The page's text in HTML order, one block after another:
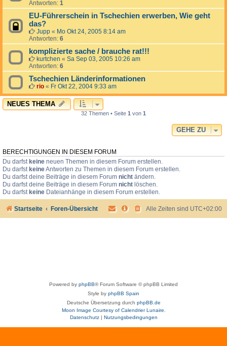
Antworten: 1
EU-Führerschein in Tschechien erwerben, Wie geht
das?
Jupp « Mo Okt 24, 2005 8:14 am
Antworten: 6
komplizierte sache / brauche rat!!!
kurtchen « Sa Sep 03, 2005 10:26 am
Antworten: 6
Tschechien Länderinformationen
rio « Fr Okt 22, 2004 9:33 am
NEUES THEMA
32 Themen • Seite 1 von 1
GEHE ZU
BERECHTIGUNGEN IN DIESEM FORUM
Du darfst keine neuen Themen in diesem Forum erstellen.
Du darfst keineAntworten zu Themen in diesem Forum erstellen.
Du darfst deine Beiträge in diesem Forum nicht ändern.
Du darfst deine Beiträge in diesem Forum nicht löschen.
Du darfst keine Dateianhänge in diesem Forum erstellen.
Startseite Foren-Übersicht Alle Zeiten sind UTC+02:00
Powered by phpBB® Forum Software © phpBB Limited
Style by phpBB Spain
Deutsche Übersetzung durch phpBB.de
Moon Image Courtesy of Calendrier Lunaire.
Datenschutz| Nutzungsbedingungen